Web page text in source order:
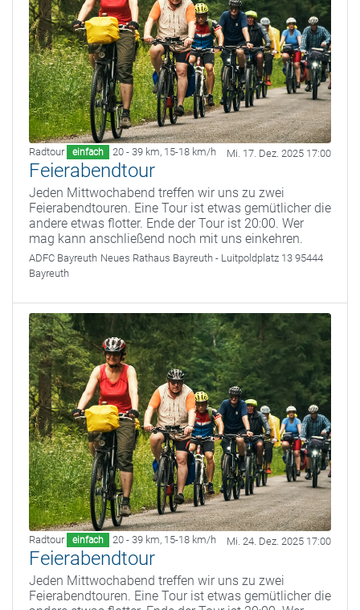
Radtour einfach 20 - 39 km, 15-18 km/h Mi. 17. Dez. 2025 17:00
Feierabendtour
Jeden Mittwochabend treffen wir uns zu zwei
Feierabendtouren. Eine Tour ist etwas gemütlicher die
andere etwas flotter. Ende der Tour ist 20:00. Wer
mag kann anschließend noch mit uns einkehren.
ADFC Bayreuth Neues Rathaus Bayreuth - Luitpoldplatz 13 95444
Bayreuth
Radtour einfach 20 - 39 km, 15-18 km/h Mi. 24. Dez. 2025 17:00
Feierabendtour
Jeden Mittwochabend treffen wir uns zu zwei
Feierabendtouren. Eine Tour ist etwas gemütlicher die